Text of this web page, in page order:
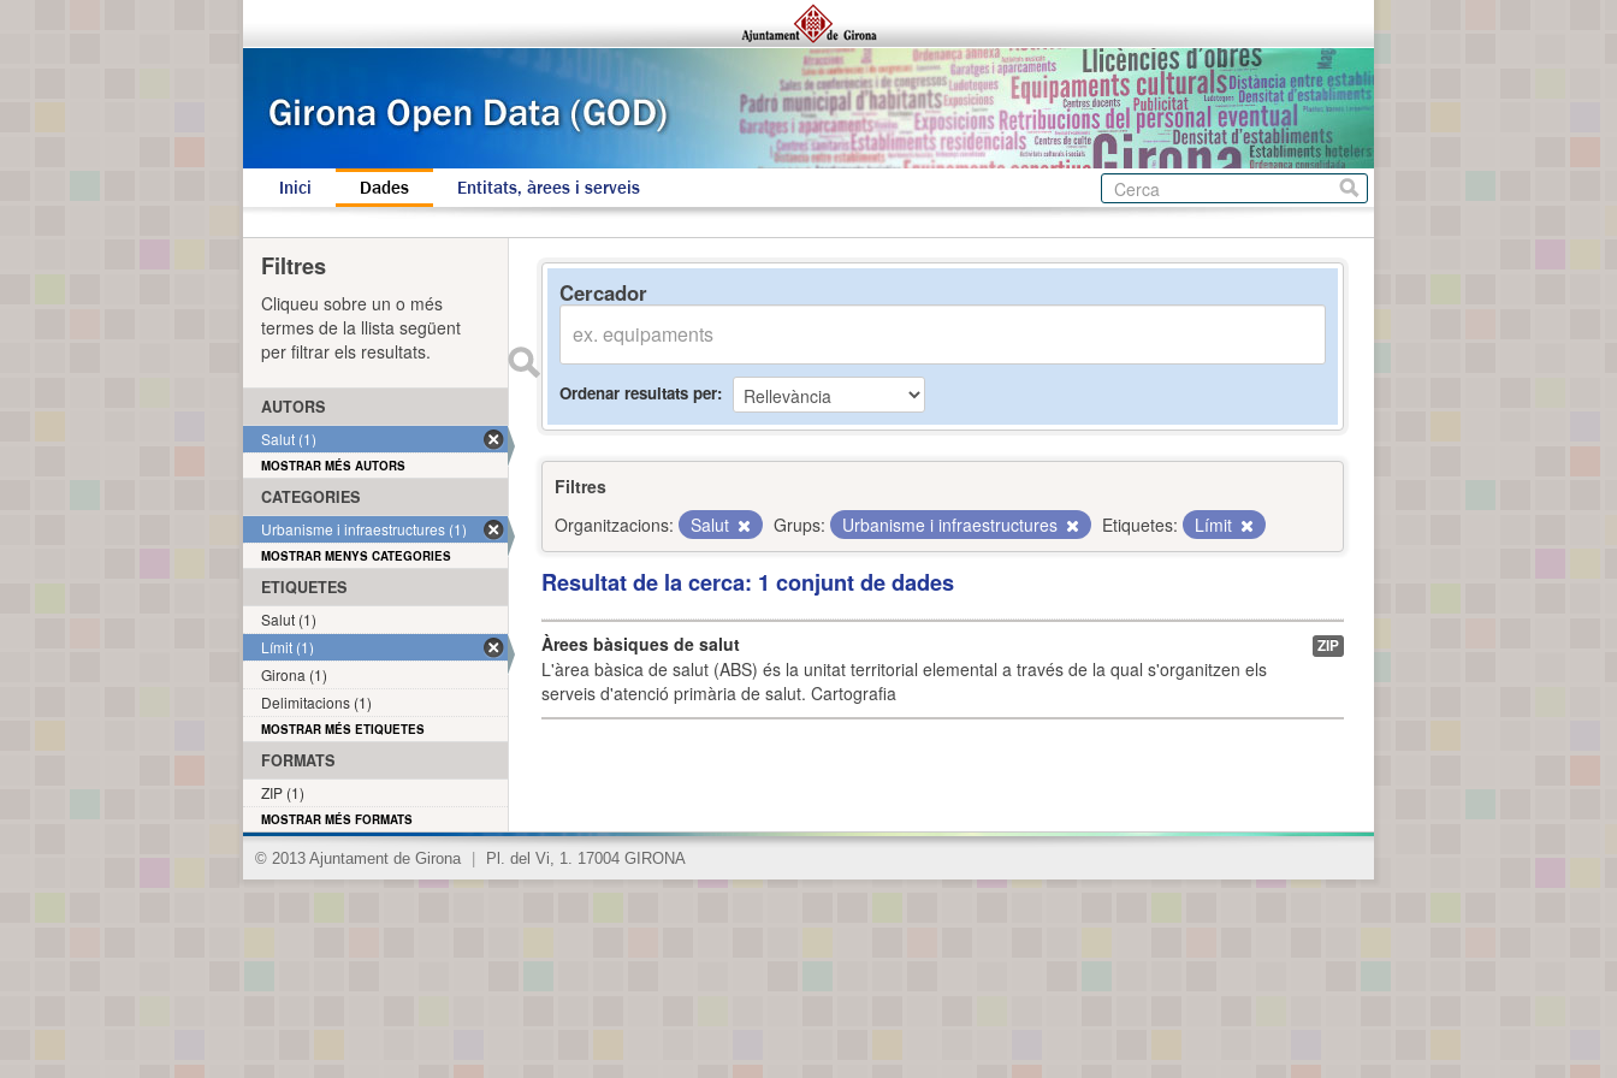
Inici Dades Entitats, àrees i serveis
Cercador
Ordenar resultats per
Filtres
Organitzacions:
Salut Grups: Urbanisme i infraestructures Etiquetes: Límit
Resultat de la cerca: 1 conjunt de dades
Àrees bàsiques de salut
L'àrea bàsica de salut (ABS) és la unitat territorial elemental a través de la qual s'organitzen els
serveis d'atenció primària de salut. Cartografia
ZIP
Filtres
Cliqueu sobre un o més
termes de la llista següent
per filtrar els resultats.
AUTORS
Salut (1)
MOSTRAR MÉS AUTORS
CATEGORIES
Urbanisme i infraestructures (1)
MOSTRAR MENYS CATEGORIES
ETIQUETES
Salut (1)
Límit (1)
Girona (1)
Delimitacions (1)
MOSTRAR MÉS ETIQUETES
FORMATS
ZIP (1)
MOSTRAR MÉS FORMATS
© 2013 Ajuntament de Girona Pl. del Vi, 1. 17004 GIRONA